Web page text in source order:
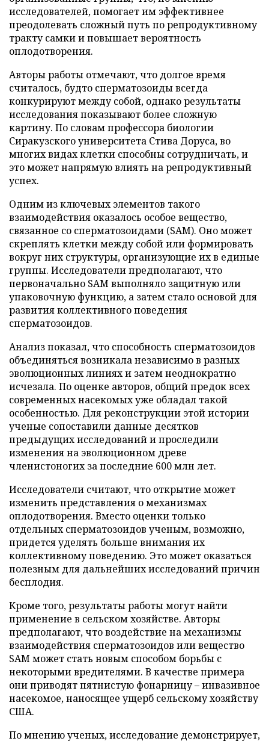
исследователей, помогает им эффективнее
преодолевать сложный путь по репродуктивному
тракту самки и повышает вероятность
оплодотворения.
Авторы работы отмечают, что долгое время
считалось, будто сперматозоиды всегда
конкурируют между собой, однако результаты
исследования показывают более сложную
картину. По словам профессора биологии
Сиракузского университета Стива Доруса, во
многих видах клетки способны сотрудничать, и
это может напрямую влиять на репродуктивный
успех.
Одним из ключевых элементов такого
взаимодействия оказалось особое вещество,
связанное со сперматозоидами (SAM). Оно может
скреплять клетки между собой или формировать
вокруг них структуры, организующие их в единые
группы. Исследователи предполагают, что
первоначально SAM выполняло защитную или
упаковочную функцию, а затем стало основой для
развития коллективного поведения
сперматозоидов.
Анализ показал, что способность сперматозоидов
объединяться возникала независимо в разных
эволюционных линиях и затем неоднократно
исчезала. По оценке авторов, общий предок всех
современных насекомых уже обладал такой
особенностью. Для реконструкции этой истории
ученые сопоставили данные десятков
предыдущих исследований и проследили
изменения на эволюционном древе
членистоногих за последние 600 млн лет.
Исследователи считают, что открытие может
изменить представления о механизмах
оплодотворения. Вместо оценки только
отдельных сперматозоидов ученым, возможно,
придется уделять больше внимания их
коллективному поведению. Это может оказаться
полезным для дальнейших исследований причин
бесплодия.
Кроме того, результаты работы могут найти
применение в сельском хозяйстве. Авторы
предполагают, что воздействие на механизмы
взаимодействия сперматозоидов или вещество
SAM может стать новым способом борьбы с
некоторыми вредителями. В качестве примера
они приводят пятнистую фонарницу – инвазивное
насекомое, наносящее ущерб сельскому хозяйству
США.
По мнению ученых, исследование демонстрирует,